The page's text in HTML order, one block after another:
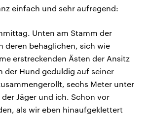
einfach und sehr aufregend:
Unten am Stamm der
deren behaglichen, sich wie
erstreckenden Ästen der Ansitz
der Hund geduldig auf seiner
sechs Meter unter
Jäger und ich. Schon vor
als wir eben hinaufgeklettert